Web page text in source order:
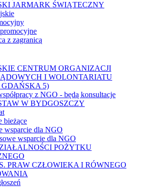
JARMARK ŚWIĄTECZNY
z zagranicą
CENTRUM ORGANIZACJI
I WOLONTARIATU
GDAŃSKA 5)
z NGO - będą konsultacje
W BYDGOSZCZY
bieżące
wsparcie dla NGO
wsparcie dla NGO
POŻYTKU
PRAW CZŁOWIEKA I RÓWNEGO